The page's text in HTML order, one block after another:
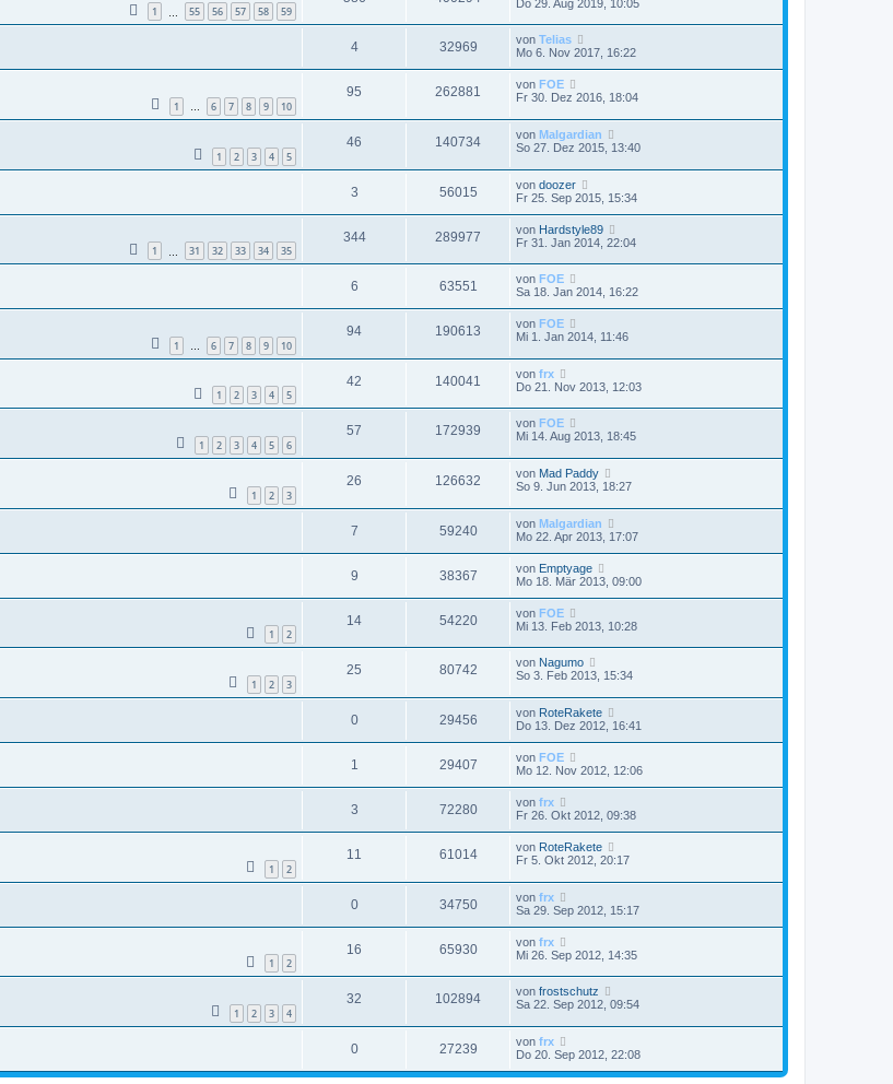
1 55 56 57 58 59
Do 29. Aug 2019, 10:05
4 32969 von Telias
Mo 6. Nov 2017, 16:22
1 … 6 7 8 9 10
95 262881 von FOE
Fr 30. Dez 2016, 18:04
1 2 3 4 5
46 140734 von Malgardian
So 27. Dez 2015, 13:40
3 56015 von doozer
Fr 25. Sep 2015, 15:34
1 31 32 33 34 35
344 289977 von Hardstyle89
Fr 31. Jan 2014, 22:04
6 63551 von FOE
Sa 18. Jan 2014, 16:22
1 … 6 7 8 9 10
94 190613 von FOE
Mi 1. Jan 2014, 11:46
1 2 3 4 5
42 140041 von frx
Do 21. Nov 2013, 12:03
1 2 3 4 5 6
57 172939 von FOE
Mi 14. Aug 2013, 18:45
1 2 3
26 126632 von Mad Paddy
So 9. Jun 2013, 18:27
7 59240 von Malgardian
Mo 22. Apr 2013, 17:07
9 38367 von Emptyage
Mo 18. Mär 2013, 09:00
1 2
14 54220 von FOE
Mi 13. Feb 2013, 10:28
1 2 3
25 80742 von Nagumo
So 3. Feb 2013, 15:34
0 29456 von RoteRakete
Do 13. Dez 2012, 16:41
1 29407 von FOE
Mo 12. Nov 2012, 12:06
3 72280 von frx
Fr 26. Okt 2012, 09:38
1 2
11 61014 von RoteRakete
Fr 5. Okt 2012, 20:17
0 34750 von frx
Sa 29. Sep 2012, 15:17
1 2
16 65930 von frx
Mi 26. Sep 2012, 14:35
1 2 3 4
32 102894 von frostschutz
Sa 22. Sep 2012, 09:54
0 27239 von frx
Do 20. Sep 2012, 22:08